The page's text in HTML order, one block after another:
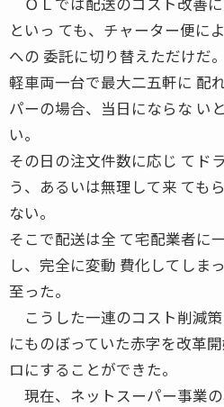
といっ ても、チャーター便に
への 委託に切り替えただけだ。
軽車両一台で最大二五軒に 配
パーの場合、当日にならな い
い。
その日の注文件数に応じ てド
う、あるいは無理して来 ても
ない。
そこで配送は全 て宅配業者に
し、完全に変動 費化してしま
至った。
こうした一連のコスト削減
にものぼっていた赤字を改革
ロにすることができた。
現在、ネットスーパー事業